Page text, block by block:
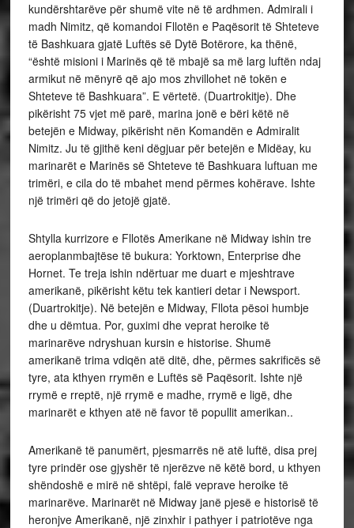
kundërshtarëve për shumë vite në të ardhmen. Admirali i
madh Nimitz, që komandoi Fllotën e Paqësorit të Shteteve
të Bashkuara gjatë Luftës së Dytë Botërore, ka thënë,
“është misioni i Marinës që të mbajë sa më larg luftën ndaj
armikut në mënyrë që ajo mos zhvillohet në tokën e
Shteteve të Bashkuara”. E vërtetë. (Duartrokitje). Dhe
pikërisht 75 vjet më parë, marina jonë e bëri këtë në
betejën e Midway, pikërisht nën Komandën e Admiralit
Nimitz. Ju të gjithë keni dëgjuar për betejën e Midëay, ku
marinarët e Marinës së Shteteve të Bashkuara luftuan me
trimëri, e cila do të mbahet mend përmes kohërave. Ishte
një trimëri që do jetojë gjatë.
Shtylla kurrizore e Fllotës Amerikane në Midway ishin tre
aeroplanmbajtëse të bukura: Yorktown, Enterprise dhe
Hornet. Te treja ishin ndërtuar me duart e mjeshtrave
amerikanë, pikërisht këtu tek kantieri detar i Newsport.
(Duartrokitje). Në betejën e Midway, Fllota pësoi humbje
dhe u dëmtua. Por, guximi dhe veprat heroike të
marinarëve ndryshuan kursin e historise. Shumë
amerikanë trima vdiqën atë ditë, dhe, përmes sakrificës së
tyre, ata kthyen rrymën e Luftës së Paqësorit. Ishte një
rrymë e rreptë, një rrymë e madhe, rrymë e ligë, dhe
marinarët e kthyen atë në favor të popullit amerikan..
Amerikanë të panumërt, pjesmarrës në atë luftë, disa prej
tyre prindër ose gjyshër të njerëzve në këtë bord, u kthyen
shëndoshë e mirë në shtëpi, falë veprave heroike të
marinarëve. Marinarët në Midway janë pjesë e historisë të
heronjve Amerikanë, një zinxhir i pathyer i patriotëve nga